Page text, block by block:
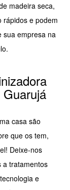
madeira seca,
rápidos e podem
sua empresa na
casa são
que os tem,
Deixe-nos
a tratamentos
e